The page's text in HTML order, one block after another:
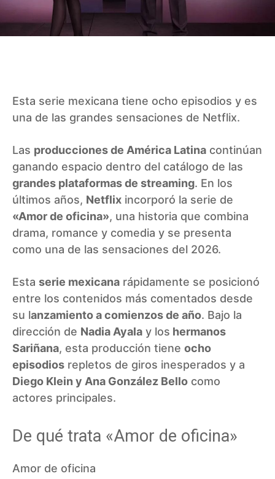
Esta serie mexicana tiene ocho episodios y es
una de las grandes sensaciones de Netflix.
Las producciones de América Latina continúan
ganando espacio dentro del catálogo de las
grandes plataformas de streaming. En los
últimos años, Netflix incorporó la serie de
«Amor de oficina», una historia que combina
drama, romance y comedia y se presenta
como una de las sensaciones del 2026.
Esta serie mexicana rápidamente se posicionó
entre los contenidos más comentados desde
su lanzamiento a comienzos de año. Bajo la
dirección de Nadia Ayala y los hermanos
Sariñana, esta producción tiene ocho
episodios repletos de giros inesperados y a
Diego Klein y Ana González Bello como
actores principales.
De qué trata «Amor de oficina»
Amor de oficina